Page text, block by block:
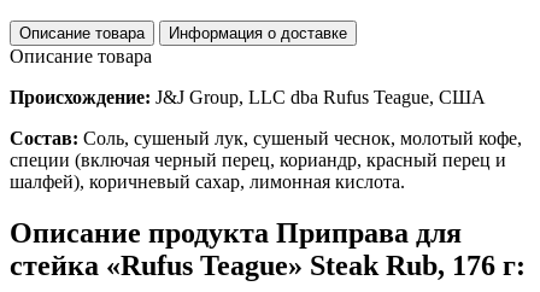
Описание товара Информация о доставке
Описание товара
Происхождение: J&J Group, LLC dba Rufus Teague, США
Состав: Соль, сушеный лук, сушеный чеснок, молотый кофе,
специи (включая черный перец, кориандр, красный перец и
шалфей), коричневый сахар, лимонная кислота.
Описание продукта Приправа для
стейка «Rufus Teague» Steak Rub, 176 г: